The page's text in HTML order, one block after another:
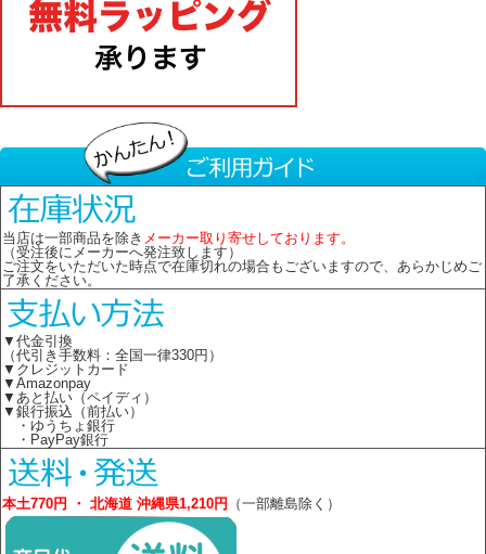
当店は一部商品を除き メーカー取り寄せしております。
（受注後にメーカーへ発注致します）
ご注文をいただいた時点で在庫切れの場合もございますので、あらかじめご
了承ください。
▼代金引換
（代引き手数料：全国一律330円）
▼クレジットカード
▼Amazonpay
▼あと払い（ペイディ）
▼銀行振込（前払い）
・ゆうちょ銀行
・PayPay銀行
本土770円 ・ 北海道 沖縄県1,210円 （一部離島除く）